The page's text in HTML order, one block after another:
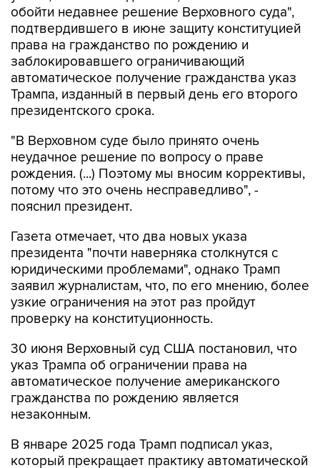
обойти недавнее решение Верховного суда",
подтвердившего в июне защиту конституцией
права на гражданство по рождению и
заблокировавшего ограничивающий
автоматическое получение гражданства указ
Трампа, изданный в первый день его второго
президентского срока.
"В Верховном суде было принято очень
неудачное решение по вопросу о праве
рождения. (...) Поэтому мы вносим коррективы,
потому что это очень несправедливо", -
пояснил президент.
Газета отмечает, что два новых указа
президента "почти наверняка столкнутся с
юридическими проблемами", однако Трамп
заявил журналистам, что, по его мнению, более
узкие ограничения на этот раз пройдут
проверку на конституционность.
30 июня Верховный суд США постановил, что
указ Трампа об ограничении права на
автоматическое получение американского
гражданства по рождению является
незаконным.
В январе 2025 года Трамп подписал указ,
который прекращает практику автоматической